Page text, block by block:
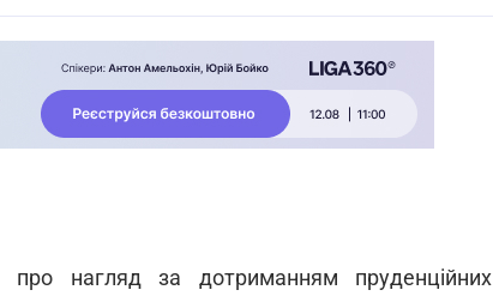
про нагляд за дотриманням пруденційних